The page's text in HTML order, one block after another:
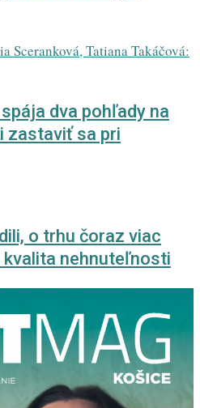
dva pohľady na
zastaviť sa pri
o trhu čoraz viac
nehnuteľnosti